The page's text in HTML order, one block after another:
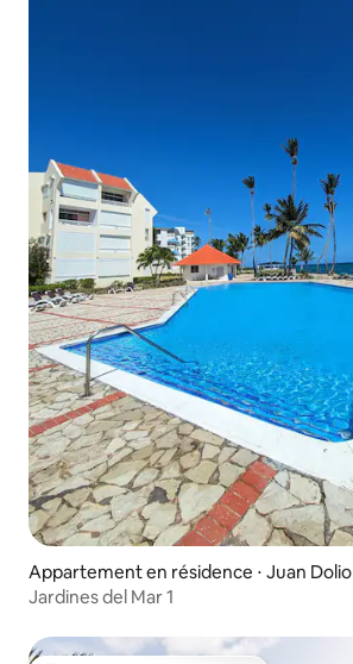
Appartement en résidence ⋅ Juan Dolio
Jardines del Mar 1